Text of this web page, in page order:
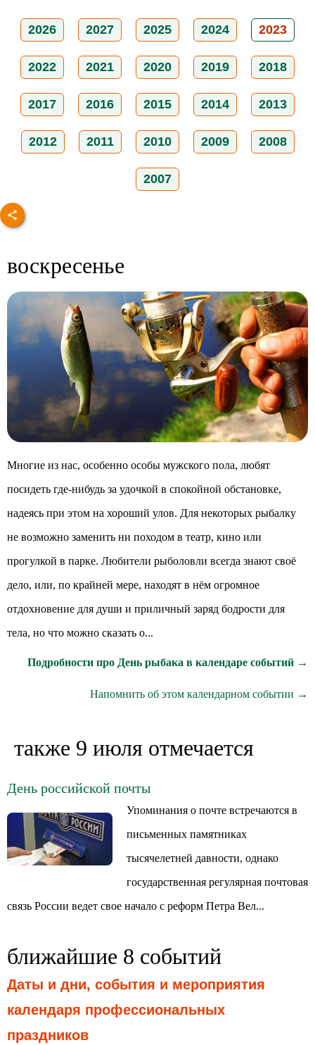
2026 2027 2025 2024 2023
2022 2021 2020 2019 2018
2017 2016 2015 2014 2013
2012 2011 2010 2009 2008
2007
воскресенье
Многие из нас, особенно особы мужского пола, любят
посидеть где-нибудь за удочкой в спокойной обстановке,
надеясь при этом на хороший улов. Для некоторых рыбалку
не возможно заменить ни походом в театр, кино или
прогулкой в парке. Любители рыболовли всегда знают своё
дело, или, по крайней мере, находят в нём огромное
отдохновение для души и приличный заряд бодрости для
тела, но что можно сказать о...
Подробности про День рыбака в календаре событий →
Напомнить об этом календарном событии →
также 9 июля отмечается
День российской почты
Упоминания о почте встречаются в
письменных памятниках
тысячелетней давности, однако
государственная регулярная почтовая
связь России ведет свое начало с реформ Петра Вел...
ближайшие 8 событий
Даты и дни, события и мероприятия
календаря профессиональных
праздников